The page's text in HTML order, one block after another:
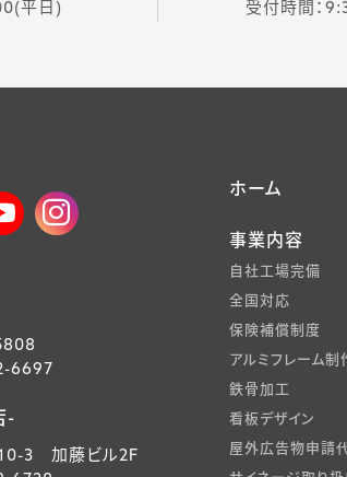
平日) 受付時間：
6697
-
3 加藤ビル2F
ホーム
事業内容
自社工場完備
全国対応
保険補償制度
アルミフレーム制
鉄骨加工
看板デザイン
屋外広告物申請